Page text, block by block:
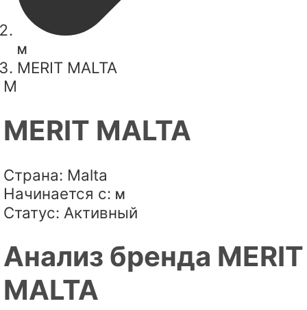
M
MERIT MALTA
M
MERIT MALTA
Страна: Malta
Начинается с: M
Статус: Активный
Анализ бренда MERIT
MALTA